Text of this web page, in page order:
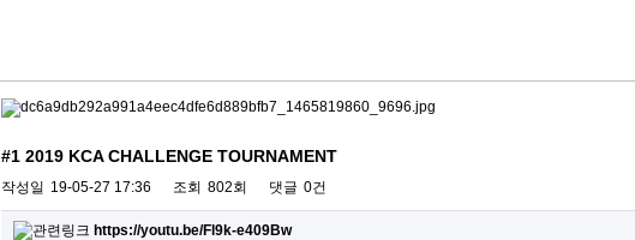
#1 2019 KCA CHALLENGE TOURNAMENT
페이지 정보
작성일 19-05-27 17:36 조회 802회 댓글 0건
관련링크
https://youtu.be/Fl9k-e409Bw